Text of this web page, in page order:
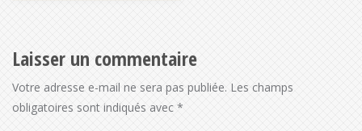
Laisser un commentaire
Votre adresse e-mail ne sera pas publiée. Les champs
obligatoires sont indiqués avec *